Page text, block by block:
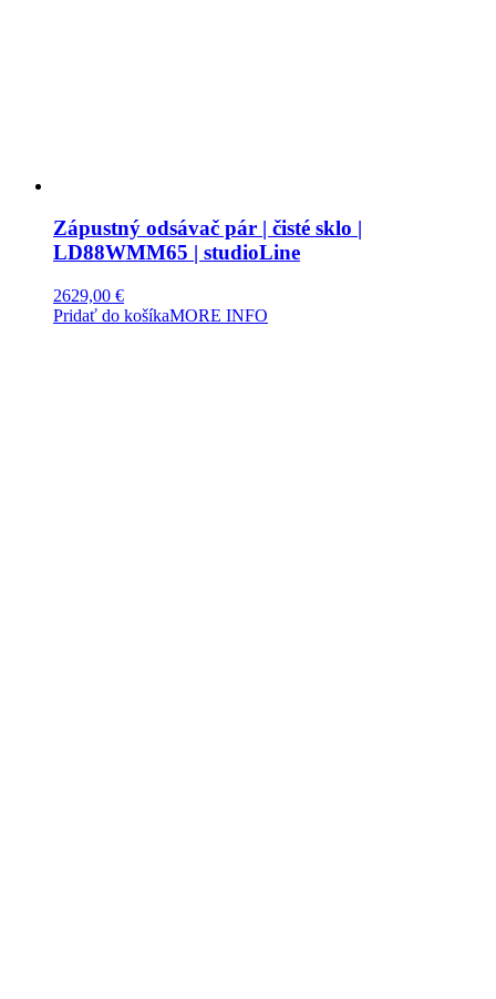
Zápustný odsávač pár | čisté sklo |
LD88WMM65 | studioLine
2629,00 €
Pridať do košíkaMORE INFO